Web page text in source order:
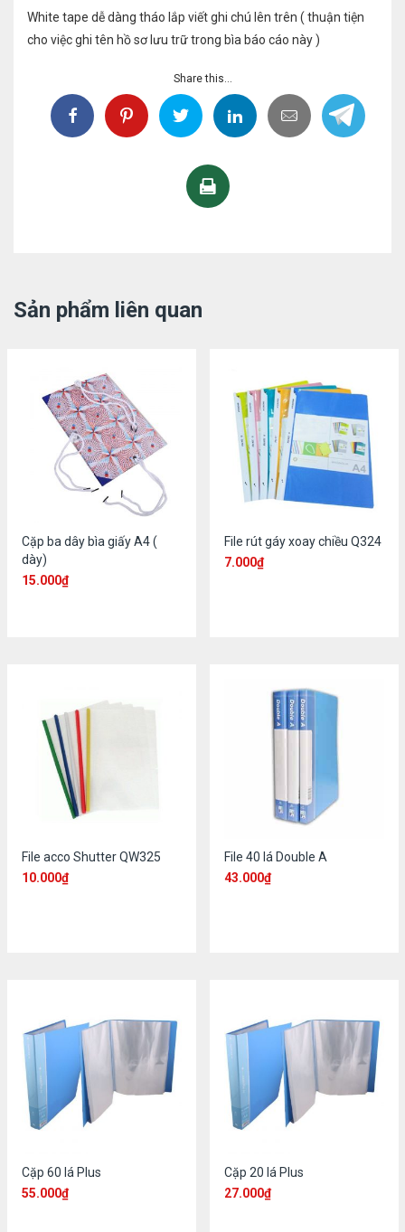
White tape dễ dàng tháo lắp viết ghi chú lên trên ( thuận tiện
cho việc ghi tên hồ sơ lưu trữ trong bìa báo cáo này )
Share this...
Sản phẩm liên quan
Cặp ba dây bìa giấy A4 (
dày)
15.000₫
File rút gáy xoay chiều Q324
7.000₫
File acco Shutter QW325
10.000₫
File 40 lá Double A
43.000₫
Cặp 60 lá Plus
55.000₫
Cặp 20 lá Plus
27.000₫